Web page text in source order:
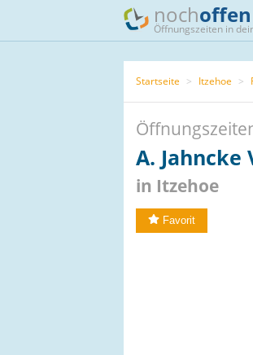
nochoffen
Öffnungszeiten in
Startseite > Itzehoe >
A.
in Itzehoe
Favorit